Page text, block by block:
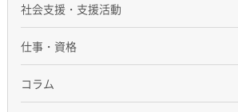
社会支援・支援活動
仕事・資格
コラム